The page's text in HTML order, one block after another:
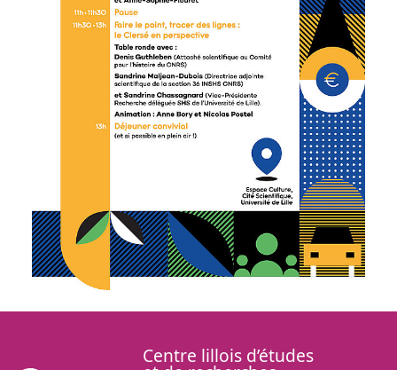
Centre lillois d’études